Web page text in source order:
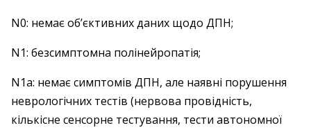
N0: немає об’єктивних даних щодо ДПН;
N1: безсимптомна полінейропатія;
N1a: немає симптомів ДПН, але наявні порушення
неврологічних тестів (нервова провідність,
кількісне сенсорне тестування, тести автономної